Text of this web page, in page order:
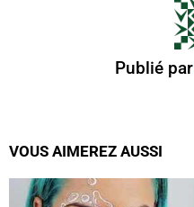
Publié par
VOUS AIMEREZ AUSSI